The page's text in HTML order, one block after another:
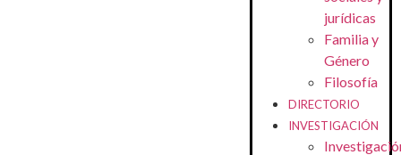
jurídicas
Familia y
Género
Filosofía
DIRECTORIO
INVESTIGACIÓN